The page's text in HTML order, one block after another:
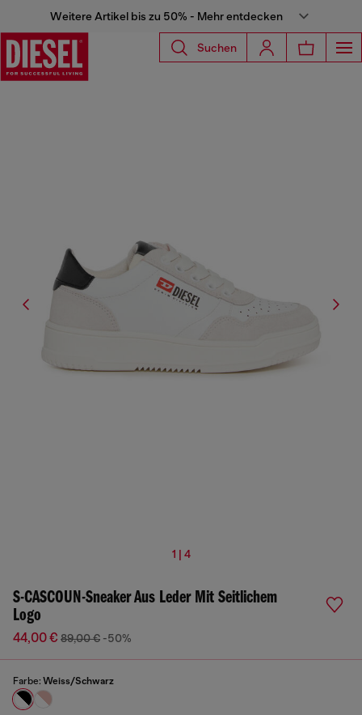
Weitere Artikel bis zu 50% - Mehr entdecken
Suchen
1 | 4
S-CASCOUN-Sneaker Aus Leder Mit Seitlichem
Logo
44,00 € 89,00 € -50%
Farbe: Weiss/Schwarz